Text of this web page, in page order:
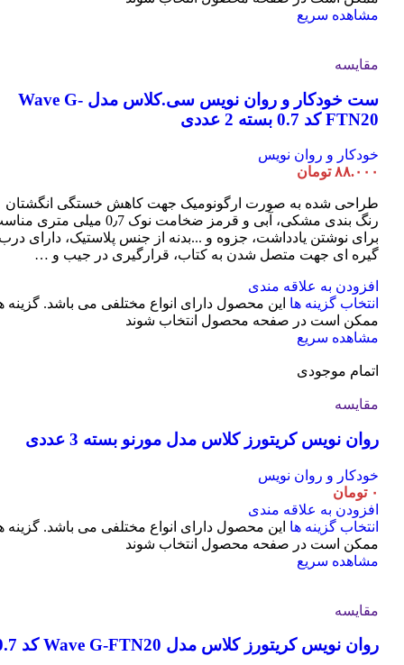
مشاهده سریع
مقایسه
ست خودکار و روان نویس سی.کلاس مدل Wave G-
FTN20 کد 0.7 بسته 2 عددی
خودکار و روان نویس
۸۸.۰۰۰ تومان
طراحی شده به صورت ارگونومیک جهت کاهش خستگی انگشتان
رنگ بندی مشکی، آبی و قرمز ضخامت نوک 0٫7 میلی
برای نوشتن یادداشت، جزوه و ...بدنه از جنس پلاستیک، دارای
گیره ای جهت متصل شدن به کتاب، قرارگیری در جیب و …
افزودن به علاقه مندی
انتخاب گزینه ها این محصول دارای انواع مختلفی می باشد. گزینه
ممکن است در صفحه محصول انتخاب شوند
مشاهده سریع
اتمام موجودی
مقایسه
روان نویس کریتورز کلاس مدل مورنو بسته 3 عددی
خودکار و روان نویس
۰ تومان
افزودن به علاقه مندی
انتخاب گزینه ها این محصول دارای انواع مختلفی می باشد. گزینه
ممکن است در صفحه محصول انتخاب شوند
مشاهده سریع
مقایسه
روان نویس کریتورز کلاس مدل Wave G-FTN20 کد 0.7